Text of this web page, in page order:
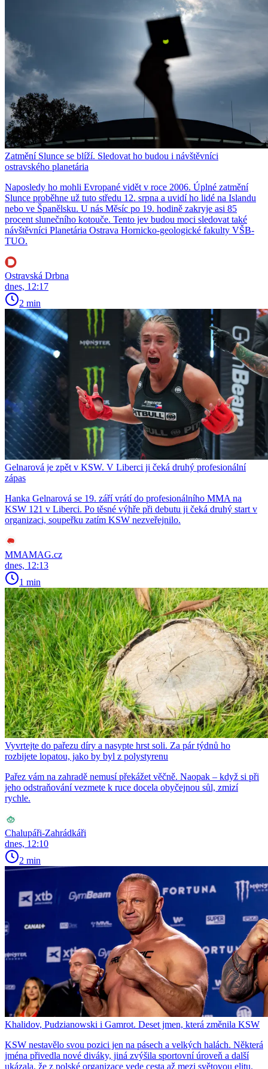
Zatmění Slunce se blíží. Sledovat ho budou i návštěvníci
ostravského planetária
Naposledy ho mohli Evropané vidět v roce 2006. Úplné zatmění
Slunce proběhne už tuto středu 12. srpna a uvidí ho lidé na Islandu
nebo ve Španělsku. U nás Měsíc po 19. hodině zakryje asi 85
procent slunečního kotouče. Tento jev budou moci sledovat také
návštěvníci Planetária Ostrava Hornicko-geologické fakulty VŠB-
TUO.
Ostravská Drbna
dnes, 12:17
2 min
Gelnarová je zpět v KSW. V Liberci ji čeká druhý profesionální
zápas
Hanka Gelnarová se 19. září vrátí do profesionálního MMA na
KSW 121 v Liberci. Po těsné výhře při debutu ji čeká druhý start v
organizaci, soupeřku zatím KSW nezveřejnilo.
MMAMAG.cz
dnes, 12:13
1 min
Vyvrtejte do pařezu díry a nasypte hrst soli. Za pár týdnů ho
rozbijete lopatou, jako by byl z polystyrenu
Pařez vám na zahradě nemusí překážet věčně. Naopak – když si při
jeho odstraňování vezmete k ruce docela obyčejnou sůl, zmizí
rychle.
Chalupáři-Zahrádkáři
dnes, 12:10
2 min
Khalidov, Pudzianowski i Gamrot. Deset jmen, která změnila KSW
KSW nestavělo svou pozici jen na pásech a velkých halách. Některá
jména přivedla nové diváky, jiná zvýšila sportovní úroveň a další
ukázala, že z polské organizace vede cesta až mezi světovou elitu.